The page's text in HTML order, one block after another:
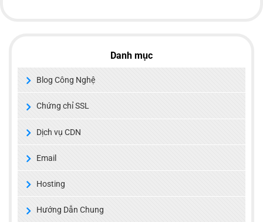
Danh mục
Blog Công Nghệ
Chứng chỉ SSL
Dịch vụ CDN
Email
Hosting
Hướng Dẫn Chung